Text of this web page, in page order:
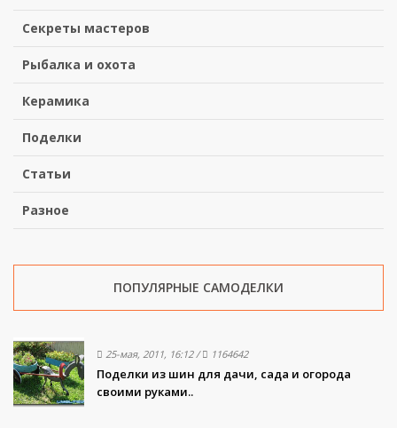
Секреты мастеров
Рыбалка и охота
Керамика
Поделки
Статьи
Разное
ПОПУЛЯРНЫЕ САМОДЕЛКИ
25-мая, 2011, 16:12/ 1164642
Поделки из шин для дачи, сада и огорода
своими руками..